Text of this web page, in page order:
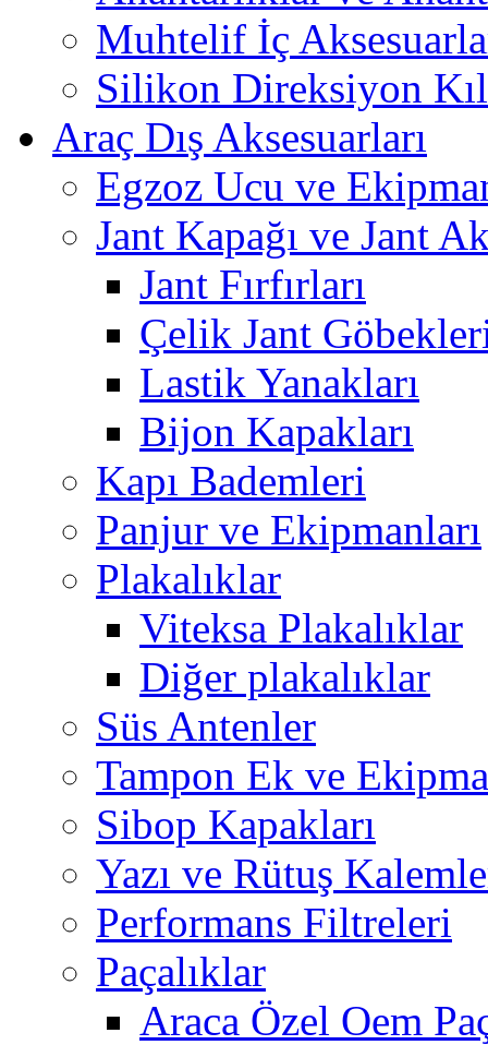
Muhtelif İç
Silikon Direksiyon
Araç Dış Aksesuarları
Egzoz Ucu ve
Jant Kapağı ve Jant
Jant Fırfırları
Çelik Jant
Lastik Yanakları
Bijon Kapakları
Kapı Bademleri
Panjur ve Ekipmanları
Plakalıklar
Viteksa Plakalıklar
Diğer plakalıklar
Süs Antenler
Tampon Ek ve
Sibop Kapakları
Yazı ve Rütuş
Performans Filtreleri
Paçalıklar
Araca Özel Oem